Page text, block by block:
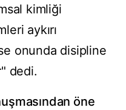
kimliği
aykırı
onunda disipline
dedi.
öne